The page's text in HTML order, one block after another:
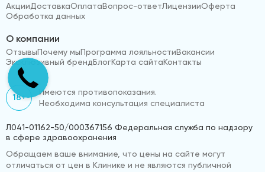
АкцииДоставкаОплатаВопрос-ответЛицензииОферта
Обработка данных
О компании
ОтзывыПочему мыПрограмма лояльностиВакансии
Эксклюзивный брендБлогКарта сайтаКонтакты
18+
Имеются противопоказания.
Необходима консультация специалиста
Л041-01162-50/000367156 Федеральная служба по надзору
в сфере здравоохранения
Обращаем ваше внимание, что цены на сайте могут
отличаться от цен в Клинике и не являются публичной